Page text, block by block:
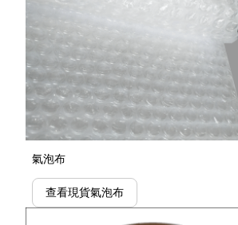
氣泡布
查看現貨氣泡布